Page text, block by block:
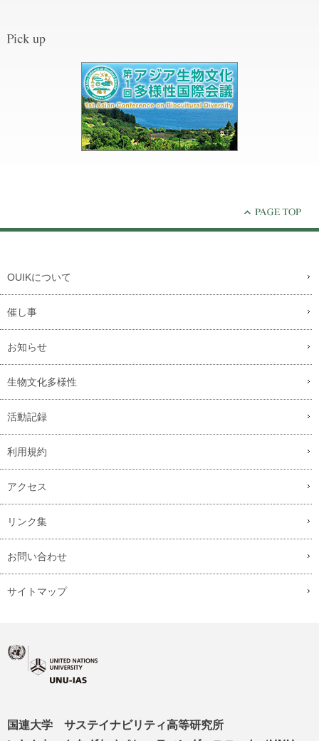
OUIKについて
催し事
お知らせ
生物文化多様性
活動記録
利用規約
アクセス
リンク集
お問い合わせ
サイトマップ
国連大学 サステイナビリティ高等研究所